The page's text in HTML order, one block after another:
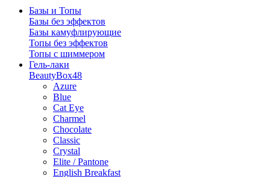
Базы и Топы
Базы без эффектов
Базы камуфлирующие
Топы без эффектов
Топы с шиммером
Гель-лаки
BeautyBox48
Azure
Blue
Cat Eye
Charmel
Chocolate
Classic
Crystal
Elite / Pantone
English Breakfast